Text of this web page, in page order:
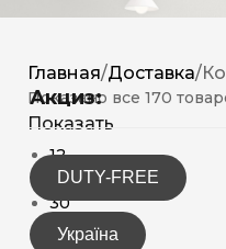
Акциз:
DUTY-FREE
Україна
Главная/Доставка/
Показано все 170
Показать
12
15
30